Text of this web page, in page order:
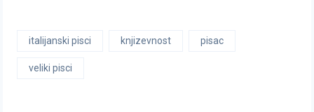
italijanski pisci knjizevnost pisac
veliki pisci